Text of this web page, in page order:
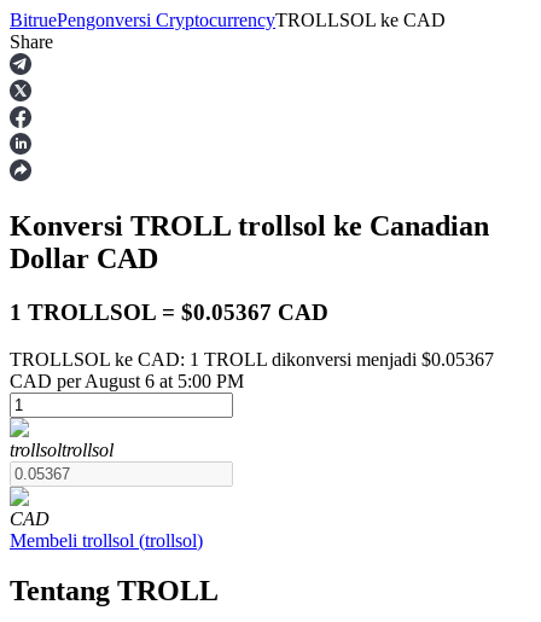
Berjangka
USDT Berjangka
BitruePengonversi CryptocurrencyTROLLSOL ke CAD
Share
Konversi TROLL trollsol ke Canadian
Dollar CAD
1 TROLLSOL = $0.05367 CAD
TROLLSOL ke CAD: 1 TROLL dikonversi menjadi $0.05367
CAD per August 6 at 5:00 PM
trollsoltrollsol
CAD
Membeli trollsol (trollsol)
Tentang TROLL